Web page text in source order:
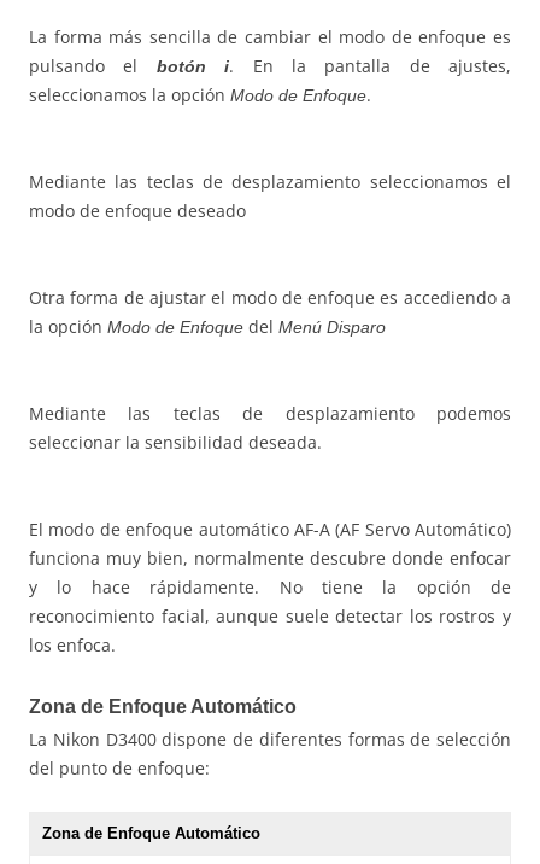
La forma más sencilla de cambiar el modo de enfoque es
pulsando el
botón i. En la pantalla de ajustes,
seleccionamos la opción Modo de Enfoque.
Mediante las teclas de desplazamiento seleccionamos el
modo de enfoque deseado
Otra forma de ajustar el modo de enfoque es accediendo a
la opción Modo de Enfoque del Menú Disparo
Mediante las teclas de desplazamiento podemos
seleccionar la sensibilidad deseada.
El modo de enfoque automático AF-A (AF Servo Automático)
funciona muy bien, normalmente descubre donde enfocar
y lo hace rápidamente. No tiene la opción de
reconocimiento facial, aunque suele detectar los rostros y
los enfoca.
Zona de Enfoque Automático
La Nikon D3400 dispone de diferentes formas de selección
del punto de enfoque:
Zona de Enfoque Automático